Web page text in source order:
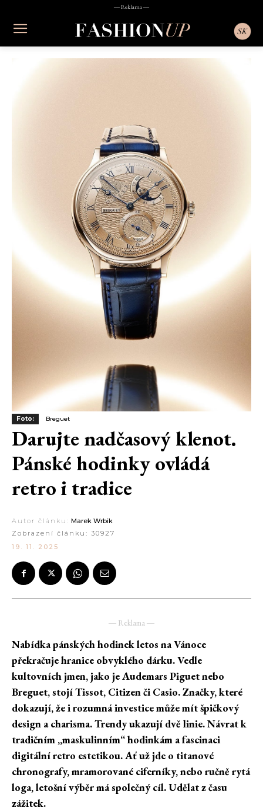
― Reklama ―
Foto: Breguet
Darujte nadčasový klenot.
Pánské hodinky ovládá
retro i tradice
Autor článku: Marek Wrbik
Zobrazení článku: 30927
19. 11. 2025
― Reklama ―
Nabídka pánských hodinek letos na Vánoce
překračuje hranice obvyklého dárku. Vedle
kultovních jmen, jako je Audemars Piguet nebo
Breguet, stojí Tissot, Citizen či Casio. Značky, které
dokazují, že i rozumná investice může mít špičkový
design a charisma. Trendy ukazují dvě linie. Návrat k
tradičním „maskulinním“ hodinkám a fascinaci
digitální retro estetikou. Ať už jde o titanové
chronografy, mramorované ciferníky, nebo ručně rytá
loga, letošní výběr má společný cíl. Udělat z času
zážitek.